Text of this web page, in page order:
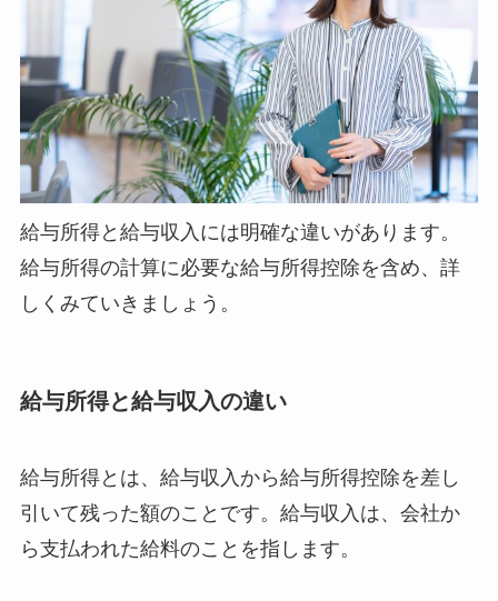
給与所得と給与収入には明確な違いがあります。
給与所得の計算に必要な給与所得控除を含め、詳
しくみていきましょう。
給与所得と給与収入の違い
給与所得とは、給与収入から給与所得控除を差し
引いて残った額のことです。給与収入は、会社か
ら支払われた給料のことを指します。